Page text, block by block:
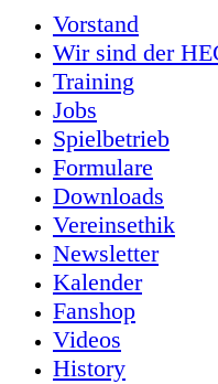
Vorstand
Wir sind der
Training
Jobs
Spielbetrieb
Formulare
Downloads
Vereinsethik
Newsletter
Kalender
Fanshop
Videos
History